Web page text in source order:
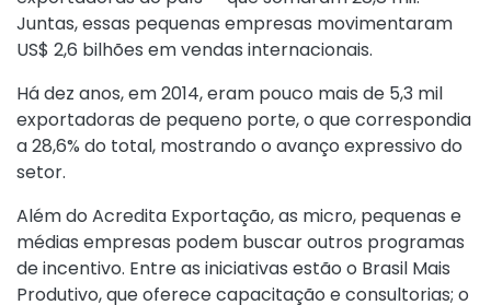
Juntas, essas pequenas empresas movimentaram
US$ 2,6 bilhões em vendas internacionais.
Há dez anos, em 2014, eram pouco mais de 5,3 mil
exportadoras de pequeno porte, o que correspondia
a 28,6% do total, mostrando o avanço expressivo do
setor.
Além do Acredita Exportação, as micro, pequenas e
médias empresas podem buscar outros programas
de incentivo. Entre as iniciativas estão o Brasil Mais
Produtivo, que oferece capacitação e consultorias; o